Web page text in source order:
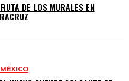
DE LOS MURALES EN